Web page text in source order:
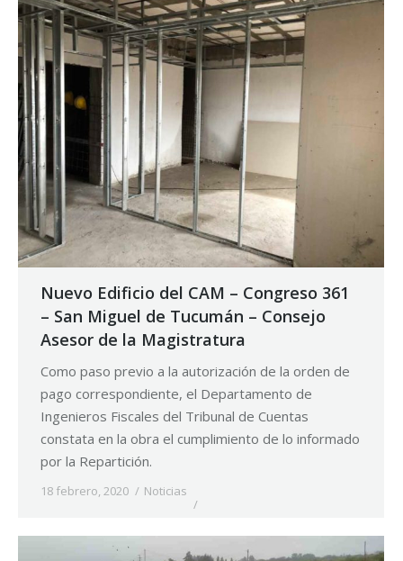
Nuevo Edificio del CAM – Congreso 361
– San Miguel de Tucumán – Consejo
Asesor de la Magistratura
Como paso previo a la autorización de la orden de
pago correspondiente, el Departamento de
Ingenieros Fiscales del Tribunal de Cuentas
constata en la obra el cumplimiento de lo informado
por la Repartición.
18 febrero, 2020 Noticias